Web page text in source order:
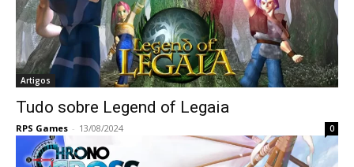
Artigos
Tudo sobre Legend of Legaia
RPS Games - 13/08/2024 0